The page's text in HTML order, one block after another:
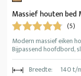
Massief houten bed
(5)
Modern massief eiken
Bijpassend hoofdbord,
Breedte:
140 t/